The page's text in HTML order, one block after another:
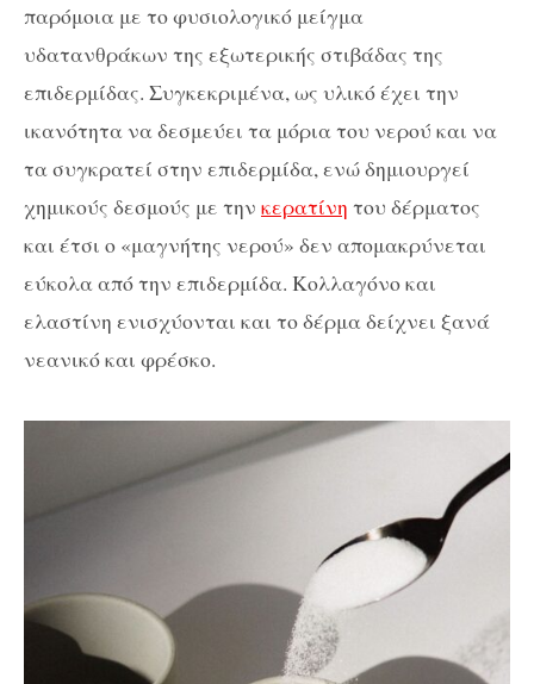
παρόμοια με το φυσιολογικό μείγμα
υδατανθράκων της εξωτερικής στιβάδας της
επιδερμίδας. Συγκεκριμένα, ως υλικό έχει την
ικανότητα να δεσμεύει τα μόρια του νερού και να
τα συγκρατεί στην επιδερμίδα, ενώ δημιουργεί
χημικούς δεσμούς με την κερατίνη του δέρματος
και έτσι ο «μαγνήτης νερού» δεν απομακρύνεται
εύκολα από την επιδερμίδα. Κολλαγόνο και
ελαστίνη ενισχύονται και το δέρμα δείχνει ξανά
νεανικό και φρέσκο.